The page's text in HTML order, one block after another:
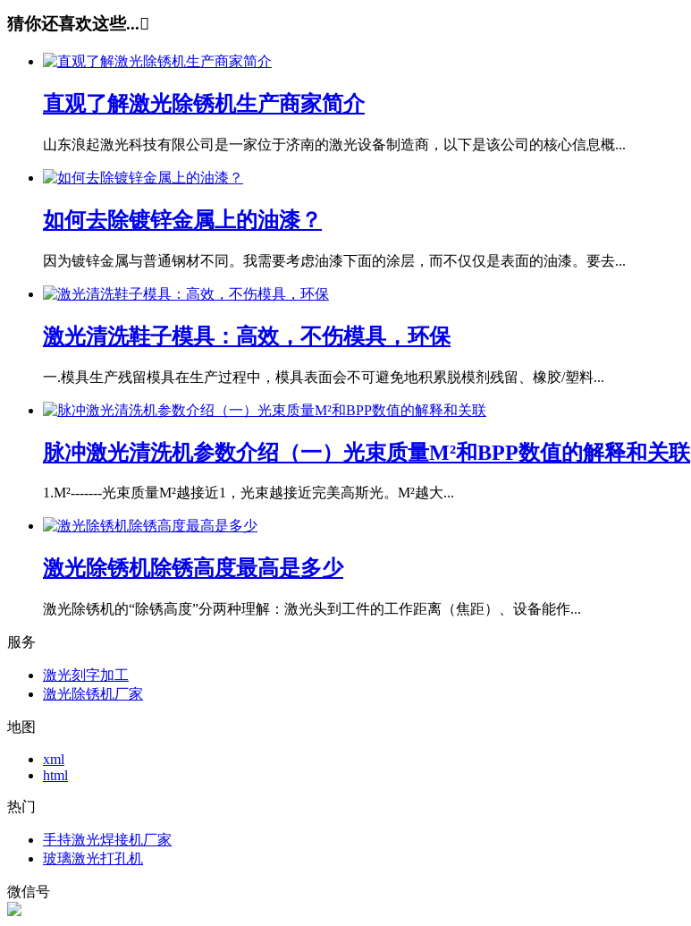
猜你还喜欢这些...
直观了解激光除锈机生产商家简介
山东浪起激光科技有限公司是一家位于济南的激光设备制造商，以下是该公司的核心信息概...
如何去除镀锌金属上的油漆？
因为镀锌金属与普通钢材不同。我需要考虑油漆下面的涂层，而不仅仅是表面的油漆。要去...
激光清洗鞋子模具：高效，不伤模具，环保
一.模具生产残留模具在生产过程中，模具表面会不可避免地积累脱模剂残留、橡胶/塑料...
脉冲激光清洗机参数介绍（一）光束质量M²和BPP数值的解释和关联
1.M²-------光束质量M²越接近1，光束越接近完美高斯光。M²越大...
激光除锈机除锈高度最高是多少
激光除锈机的“除锈高度”分两种理解：激光头到工件的工作距离（焦距）、设备能作...
服务
激光刻字加工
激光除锈机厂家
地图
xml
html
热门
手持激光焊接机厂家
玻璃激光打孔机
微信号